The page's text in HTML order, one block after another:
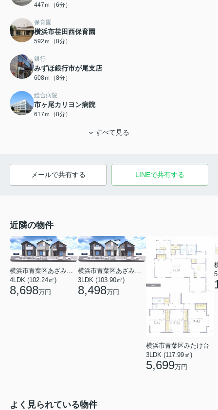
447ｍ（6分）
保育園
横浜市荏田西保育園
592ｍ（8分）
銀行
みずほ銀行市が尾支店
608ｍ（8分）
総合病院
市ヶ尾カリヨン病院
617ｍ（8分）
すべて見る
メールで共有する LINEで共有する
近隣の物件
4LDK (102.24㎡)
8,698万円
3LDK (103.90㎡)
8,498万円
横浜市青葉区みたけ台
3LDK (117.99㎡)
5,699万円
よく見られている物件